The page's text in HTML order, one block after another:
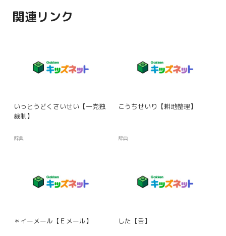
関連リンク
いっとうどくさいせい【一党独
裁制】
辞典
こうちせいり【耕地整理】
辞典
＊イーメール【Ｅメール】 した【舌】